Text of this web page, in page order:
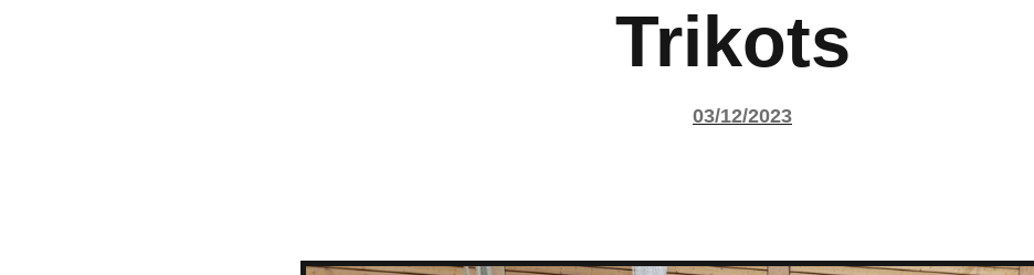
Trikots
03/12/2023